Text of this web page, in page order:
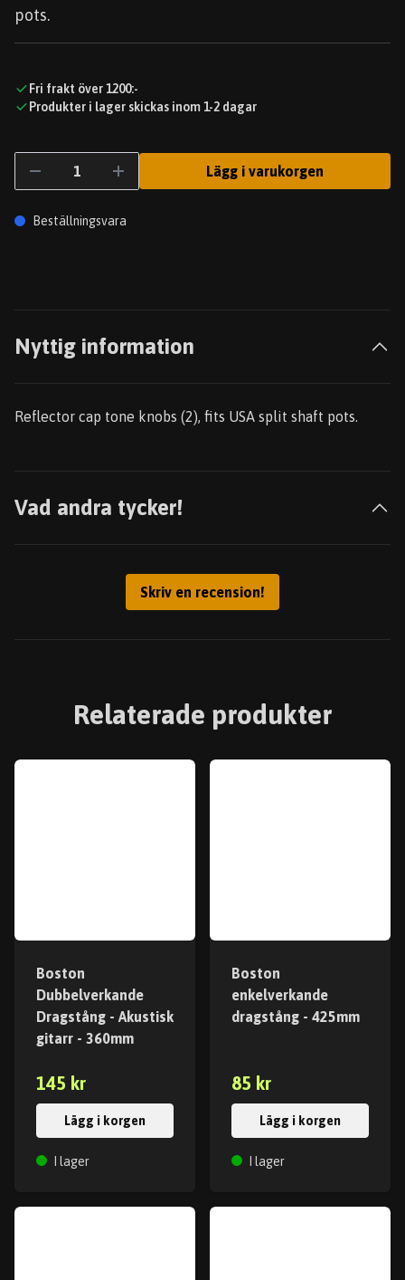
pots.
Fri frakt över 1200:-
Produkter i lager skickas inom 1-2 dagar
Lägg i varukorgen
Beställningsvara
Nyttig information
Reflector cap tone knobs (2), fits USA split shaft pots.
Vad andra tycker!
Skriv en recension!
Relaterade produkter
Boston
Dubbelverkande
Dragstång - Akustisk
gitarr - 360mm
145 kr
Lägg i korgen
I lager
Boston
enkelverkande
dragstång - 425mm
85 kr
Lägg i korgen
I lager